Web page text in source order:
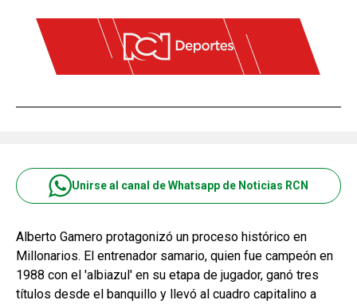
Unirse al canal de Whatsapp de Noticias RCN
Alberto Gamero protagonizó un proceso histórico en
Millonarios. El entrenador samario, quien fue campeón en
1988 con el 'albiazul' en su etapa de jugador, ganó tres
títulos desde el banquillo y llevó al cuadro capitalino a